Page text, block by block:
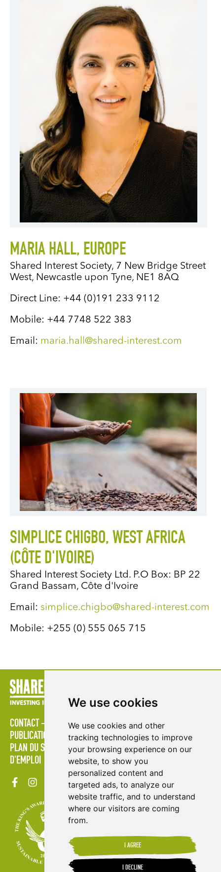
We use cookies
We use cookies and other
tracking technologies to improve
your browsing experience on our
website, to show you
personalized content and
targeted ads, to analyze our
website traffic, and to understand
where our visitors are coming
from.
I AGREE
I DECLINE
MARIA HALL, EUROPE
Shared Interest Society, 7 New Bridge Street
West, Newcastle upon Tyne, NE1 8AQ
Direct Line: +44 (0)191 233 9112
Mobile: +44 7748 522 383
Email: maria.hall@shared-interest.com
SIMPLICE CHIGBO, WEST AFRICA
(CÔTE D'IVOIRE)
Shared Interest Society Ltd. P.O Box: BP 22
Grand Bassam, Côte d'Ivoire
Email: simplice.chigbo@shared-interest.com
Mobile: +255 (0) 555 065 715
CONTACT STRATÉGIES
ESPACE MULTIMÉDIA
PUBLICATIONS
LES ÉTABLISSEMENTS D'ENSEIGNEMENT
PLAN DU SITE
MODALITÉS ET CONDITIONS
OFFRES
D'EMPLOI